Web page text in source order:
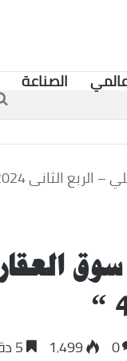
الصناعة
العقار
0 1٬499